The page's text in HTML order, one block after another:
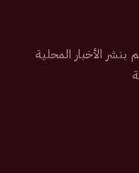
سعودية تم تأسيسها عام 2007م تهتم بنشر الأخبار المحلية